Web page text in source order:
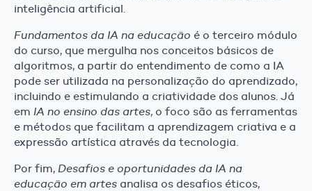
inteligência artificial.
Fundamentos da IA na educação é o terceiro módulo
do curso, que mergulha nos conceitos básicos de
algoritmos, a partir do entendimento de como a IA
pode ser utilizada na personalização do aprendizado,
incluindo e estimulando a criatividade dos alunos. Já
em IA no ensino das artes, o foco são as ferramentas
e métodos que facilitam a aprendizagem criativa e a
expressão artística através da tecnologia.
Por fim, Desafios e oportunidades da IA na
educação em artes analisa os desafios éticos,